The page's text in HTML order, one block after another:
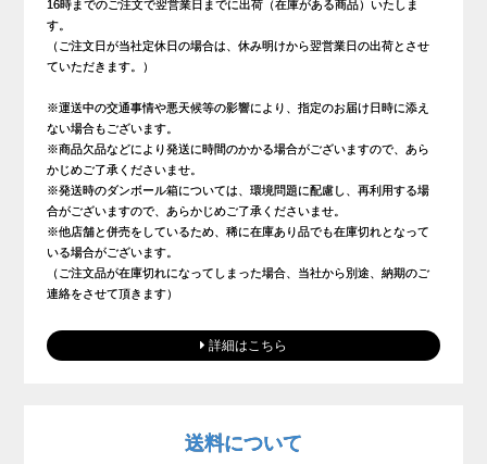
16時までのご注文で翌営業日までに出荷（在庫がある商品）いたしま
す。
（ご注文日が当社定休日の場合は、休み明けから翌営業日の出荷とさせ
ていただきます。）
※運送中の交通事情や悪天候等の影響により、指定のお届け日時に添え
ない場合もございます。
※商品欠品などにより発送に時間のかかる場合がございますので、あら
かじめご了承くださいませ。
※発送時のダンボール箱については、環境問題に配慮し、再利用する場
合がございますので、あらかじめご了承くださいませ。
※他店舗と併売をしているため、稀に在庫あり品でも在庫切れとなって
いる場合がございます。
（ご注文品が在庫切れになってしまった場合、当社から別途、納期のご
連絡をさせて頂きます）
詳細はこちら
送料について